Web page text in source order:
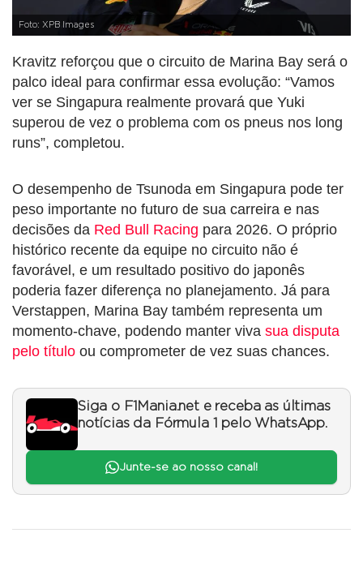
Foto: XPB Images
Kravitz reforçou que o circuito de Marina Bay será o
palco ideal para confirmar essa evolução: “Vamos
ver se Singapura realmente provará que Yuki
superou de vez o problema com os pneus nos long
runs”, completou.
O desempenho de Tsunoda em Singapura pode ter
peso importante no futuro de sua carreira e nas
decisões da Red Bull Racing para 2026. O próprio
histórico recente da equipe no circuito não é
favorável, e um resultado positivo do japonês
poderia fazer diferença no planejamento. Já para
Verstappen, Marina Bay também representa um
momento-chave, podendo manter viva sua disputa
pelo título ou comprometer de vez suas chances.
Siga o F1Mania.net e receba as últimas
notícias da Fórmula 1 pelo WhatsApp.
Junte-se ao nosso canal!